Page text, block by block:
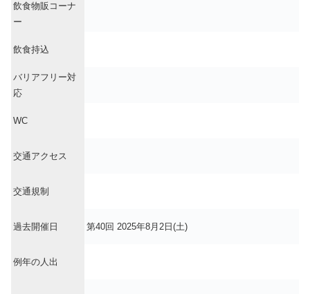
飲食物販コーナ
ー
飲食持込
バリアフリー対
応
WC
交通アクセス
交通規制
過去開催日 第40回 2025年8月2日(土)
例年の人出